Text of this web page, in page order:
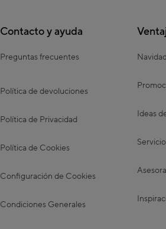
Contacto y ayuda
Preguntas frecuentes
Política de devoluciones
Política de Privacidad
Política de Cookies
Configuración de Cookies
Condiciones Generales
Navidad
Ideas